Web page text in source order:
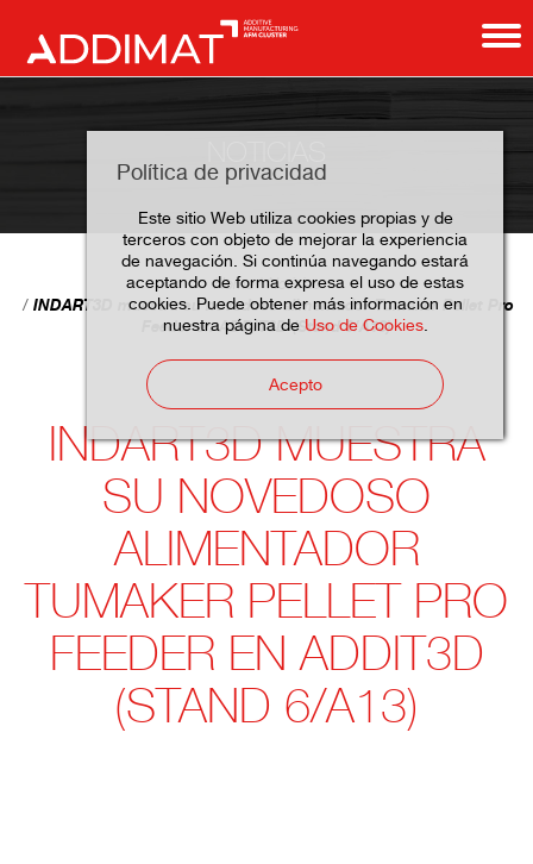
Política de privacidad
Este sitio Web utiliza cookies propias y de
terceros con objeto de mejorar la experiencia
de navegación. Si continúa navegando estará
aceptando de forma expresa el uso de estas
cookies. Puede obtener más información en
nuestra página de Uso de Cookies.
Acepto
Home Noticias
INDART3D muestra su novedoso alimentador Tumaker Pellet Pro
Feeder en ADDIT3D (Stand 6/A13)
INDART3D MUESTRA
SU NOVEDOSO
ALIMENTADOR
TUMAKER PELLET PRO
FEEDER EN ADDIT3D
(STAND 6/A13)